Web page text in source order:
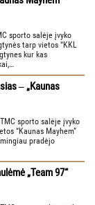
sporto salėje įvyko
tarp vietos “KKL
kur kas
‒ „Kaunas
sporto salėje įvyko
“Kaunas Mayhem”
pradėjo
„Team 97“